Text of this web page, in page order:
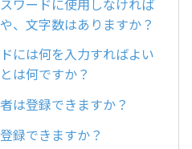
、文字数はありますか？
には何を入力すればよい
は何ですか？
は登録できますか？
録できますか？